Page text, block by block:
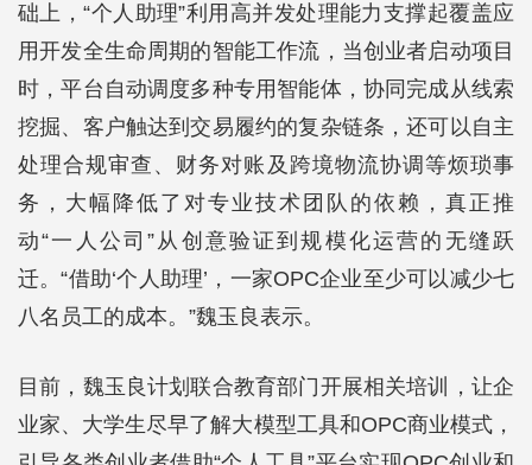
础上，“个人助理”利用高并发处理能力支撑起覆盖应
用开发全生命周期的智能工作流，当创业者启动项目
时，平台自动调度多种专用智能体，协同完成从线索
挖掘、客户触达到交易履约的复杂链条，还可以自主
处理合规审查、财务对账及跨境物流协调等烦琐事
务，大幅降低了对专业技术团队的依赖，真正推
动“一人公司”从创意验证到规模化运营的无缝跃
迁。“借助‘个人助理’，一家OPC企业至少可以减少七
八名员工的成本。”魏玉良表示。
目前，魏玉良计划联合教育部门开展相关培训，让企
业家、大学生尽早了解大模型工具和OPC商业模式，